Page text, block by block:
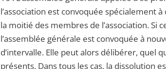
l’association est convoquée spécialement
la moitié des membres de l’association. Si
l’assemblée générale est convoquée à
d’intervalle. Elle peut alors délibérer, quel
présents. Dans tous les cas, la dissolution